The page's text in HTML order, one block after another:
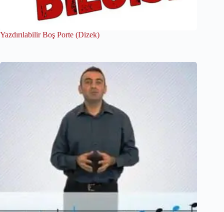
Yazdırılabilir Boş Porte (Dizek)